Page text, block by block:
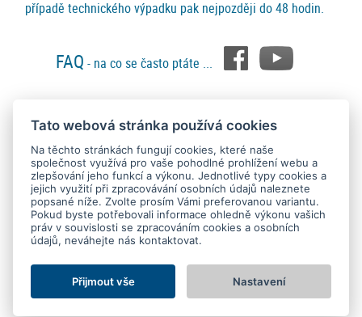
případě technického výpadku pak nejpozději do 48 hodin.
FAQ - na co se často ptáte ...
Platební metody
Copyright © 2015 - 2026SEO kvalitně
Kontakt
Ochrana osobních údajů O nás
Obchodní podmínky
Nastavení Cookies
Tato webová stránka používá cookies
Na těchto stránkách fungují cookies, které naše
společnost využívá pro vaše pohodlné prohlížení webu a
zlepšování jeho funkcí a výkonu. Jednotlivé typy cookies a
jejich využití při zpracovávání osobních údajů naleznete
popsané níže. Zvolte prosím Vámi preferovanou variantu.
Pokud byste potřebovali informace ohledně výkonu vašich
práv v souvislosti se zpracováním cookies a osobních
údajů, neváhejte nás kontaktovat.
Přijmout vše Nastavení